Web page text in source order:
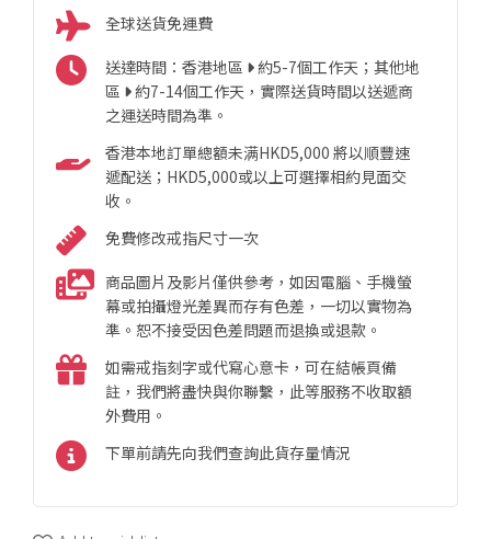
全球送貨免運費
送達時間：香港地區
約5-7個工作天；其他地
區
約7-14個工作天，實際送貨時間以送遞商
之運送時間為準。
香港本地訂單總額未满HKD5,000 將以順豐速
遞配送；HKD5,000或以上可選擇相約見面交
收。
免費修改戒指尺寸一次
商品圖片及影片僅供參考，如因電腦、手機螢
幕或拍攝燈光差異而存有色差，一切以實物為
準。恕不接受因色差問題而退換或退款。
如需戒指刻字或代寫心意卡，可在結帳頁備
註，我們將盡快與你聯繫，此等服務不收取額
外費用。
下單前請先向我們查詢此貨存量情況